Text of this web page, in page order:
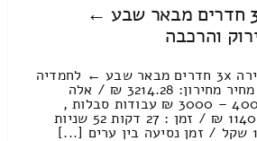
מובילי דירות 3x חדרים מבאר שבע ←
והרכבה
כמה עולה העברת דירה 3x חדרים מבאר שבע ← לחמדיה
כולל פירוק והרכבה מחיר מחירון: 3214.28 ₪ / אלה
שבטווח המחירים 4000 – 3000 ₪ עבודות סבלות ,
טעינה ופריקה : 1140.74 ₪ / זמן : 27 דקות 52 שניות